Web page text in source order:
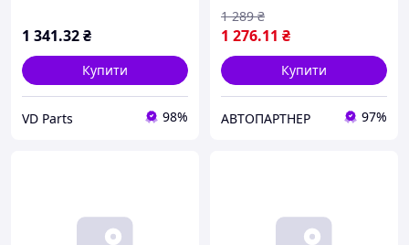
1 341.32₴
Купити
VD Parts 98%
1 276.11 ₴
1 289 ₴
Купити
АВТОПАРТНЕР 97%